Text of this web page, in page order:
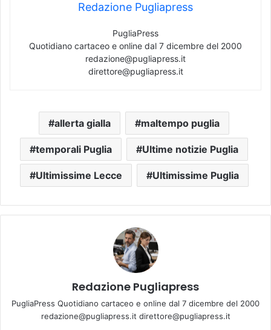
Redazione Pugliapress
PugliaPress
Quotidiano cartaceo e online dal 7 dicembre del 2000
redazione@pugliapress.it
direttore@pugliapress.it
allerta gialla maltempo puglia
temporali Puglia Ultime notizie Puglia
Ultimissime Lecce Ultimissime Puglia
Redazione Pugliapress
PugliaPress Quotidiano cartaceo e online dal 7 dicembre del 2000
redazione@pugliapress.it direttore@pugliapress.it